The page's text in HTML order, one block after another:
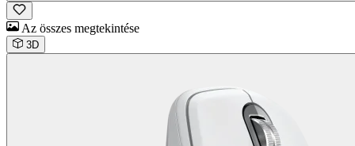
Az összes megtekintése
3D